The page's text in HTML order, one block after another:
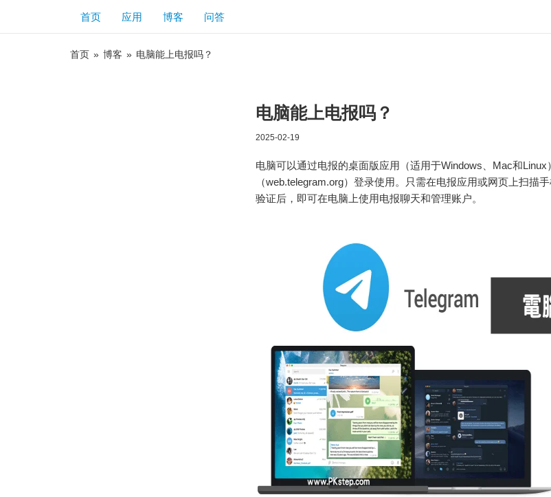
首页 应用 博客 问答
首页 » 博客 » 电脑能上电报吗？
电脑能上电报吗？
2025-02-19
电脑可以通过电报的桌面版应用（适用于Windows、Mac和Linux
（web.telegram.org）登录使用。只需在电报应用或网页上扫描
验证后，即可在电脑上使用电报聊天和管理账户。